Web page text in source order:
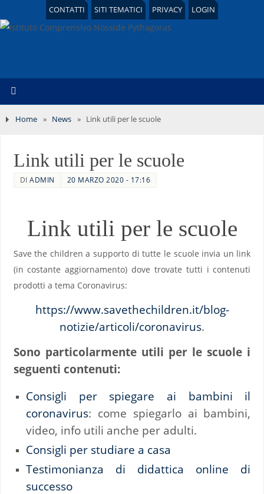
CONTATTI SITI TEMATICI PRIVACY LOGIN
Home » News » Link utili per le scuole
Link utili per le scuole
DIADMIN 20 MARZO 2020 - 17:16
Link utili per le scuole
Save the children a supporto di tutte le scuole invia un link
(in costante aggiornamento) dove trovate tutti i contenuti
prodotti a tema Coronavirus:
https://www.savethechildren.it/blog-
notizie/articoli/coronavirus.
Sono particolarmente utili per le scuole i
seguenti contenuti:
Consigli per spiegare ai bambini il
coronavirus: come spiegarlo ai bambini,
video, info utili anche per adulti.
Consigli per studiare a casa
Testimonianza di didattica online di
successo